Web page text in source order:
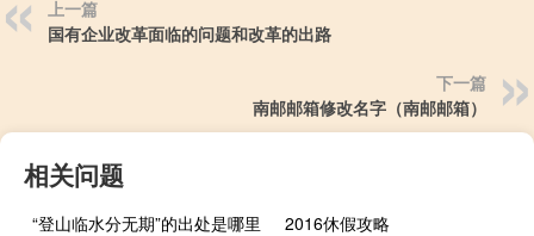
上一篇
国有企业改革面临的问题和改革的出路
下一篇
南邮邮箱修改名字（南邮邮箱）
相关问题
“登山临水分无期”的出处是哪里
2016休假攻略